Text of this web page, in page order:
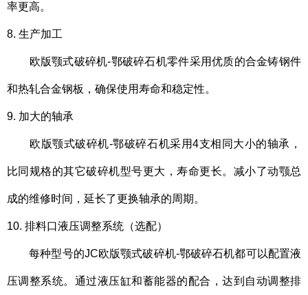
率更高。
8. 生产加工
欧版颚式破碎机-鄂破碎石机零件采用优质的合金铸钢件
和热轧合金钢板，确保使用寿命和稳定性。
9. 加大的轴承
欧版颚式破碎机-鄂破碎石机采用4支相同大小的轴承，
比同规格的其它破碎机型号更大，寿命更长。减小了动颚总
成的维修时间，延长了更换轴承的周期。
10. 排料口液压调整系统（选配）
每种型号的JC欧版颚式破碎机-鄂破碎石机都可以配置液
压调整系统。通过液压缸和蓄能器的配合，达到自动调整排